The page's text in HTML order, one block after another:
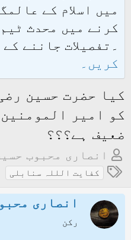
میں اسلام کے
کرنے میں محدث
۔تفصیلات جاننے
کریں۔
کیا حضرت حسین
کو امیر
ضعیف ہے؟؟؟
م
و
و
ع
انصاری محبوب
ٹ
گ
ز
کفایت الللہ سنابلی
انصاری
رکن